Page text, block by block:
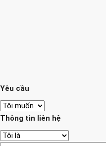
Yêu cầu
Thông tin liên hệ